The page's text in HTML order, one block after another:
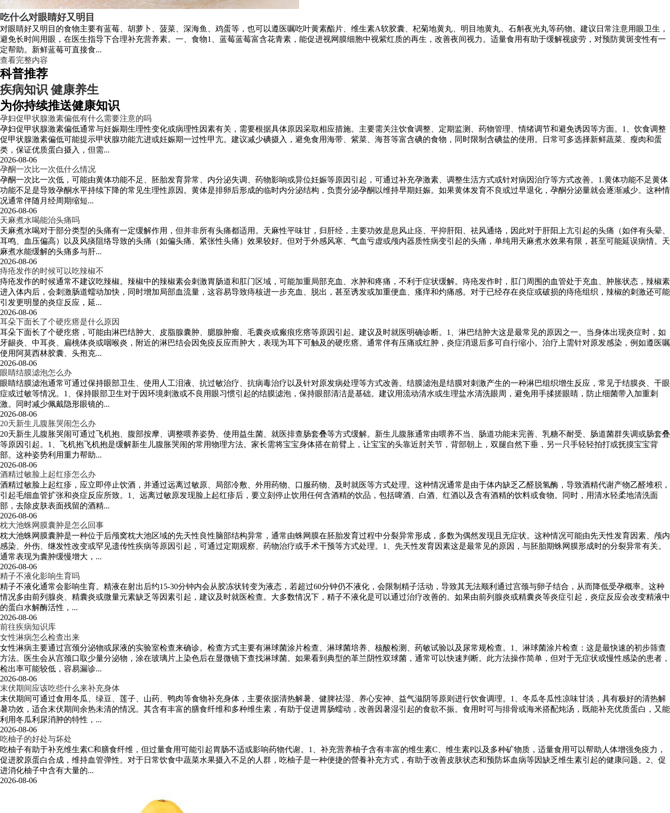
吃什么对眼睛好又明目
对眼睛好又明目的食物主要有蓝莓、胡萝卜、菠菜、深海鱼、鸡蛋等，也可以遵医嘱吃叶黄素酯片、维生素A软胶囊、杞菊地黄丸、明目地黄丸、石斛夜光丸等药物。建议日常注意用眼卫生，
避免长时间用眼，在医生指导下合理补充营养素。一、食物1、蓝莓蓝莓富含花青素，能促进视网膜细胞中视紫红质的再生，改善夜间视力。适量食用有助于缓解视疲劳，对预防黄斑变性有一
定帮助。新鲜蓝莓可直接食...
查看完整内容
科普推荐
疾病知识 健康养生
为你持续推送健康知识
孕妇促甲状腺激素偏低有什么需要注意的吗
孕妇促甲状腺激素偏低通常与妊娠期生理性变化或病理性因素有关，需要根据具体原因采取相应措施。主要需关注饮食调整、定期监测、药物管理、情绪调节和避免诱因等方面。1、饮食调整
促甲状腺激素偏低可能提示甲状腺功能亢进或妊娠期一过性甲亢。建议减少碘摄入，避免食用海带、紫菜、海苔等富含碘的食物，同时限制含碘盐的使用。日常可多选择新鲜蔬菜、瘦肉和蛋
类，保证优质蛋白摄入，但需...
2026-08-06
孕酮一次比一次低什么情况
孕酮一次比一次低，可能由黄体功能不足、胚胎发育异常、内分泌失调、药物影响或异位妊娠等原因引起，可通过补充孕激素、调整生活方式或针对病因治疗等方式改善。1.黄体功能不足黄体
功能不足是导致孕酮水平持续下降的常见生理性原因。黄体是排卵后形成的临时内分泌结构，负责分泌孕酮以维持早期妊娠。如果黄体发育不良或过早退化，孕酮分泌量就会逐渐减少。这种情
况通常伴随月经周期缩短...
2026-08-06
天麻煮水喝能治头痛吗
天麻煮水喝对于部分类型的头痛有一定缓解作用，但并非所有头痛都适用。天麻性平味甘，归肝经，主要功效是息风止痉、平抑肝阳、祛风通络，因此对于肝阳上亢引起的头痛（如伴有头晕、
耳鸣、血压偏高）以及风痰阻络导致的头痛（如偏头痛、紧张性头痛）效果较好。但对于外感风寒、气血亏虚或颅内器质性病变引起的头痛，单纯用天麻煮水效果有限，甚至可能延误病情。天
麻煮水能缓解的头痛多与肝...
2026-08-06
痔疮发作的时候可以吃辣椒不
痔疮发作的时候通常不建议吃辣椒。辣椒中的辣椒素会刺激胃肠道和肛门区域，可能加重局部充血、水肿和疼痛，不利于症状缓解。痔疮发作时，肛门周围的血管处于充血、肿胀状态，辣椒素
进入体内后，会刺激肠道蠕动加快，同时增加局部血流量，这容易导致痔核进一步充血、脱出，甚至诱发或加重便血、瘙痒和灼痛感。对于已经存在炎症或破损的痔疮组织，辣椒的刺激还可能
引发更明显的炎症反应，延...
2026-08-06
耳朵下面长了个硬疙瘩是什么原因
耳朵下面长了个硬疙瘩，可能由淋巴结肿大、皮脂腺囊肿、腮腺肿瘤、毛囊炎或瘢痕疙瘩等原因引起。建议及时就医明确诊断。1、淋巴结肿大这是最常见的原因之一。当身体出现炎症时，如
牙龈炎、中耳炎、扁桃体炎或咽喉炎，附近的淋巴结会因免疫反应而肿大，表现为耳下可触及的硬疙瘩。通常伴有压痛或红肿，炎症消退后多可自行缩小。治疗上需针对原发感染，例如遵医嘱
使用阿莫西林胶囊、头孢克...
2026-08-06
眼睛结膜滤泡怎么办
眼睛结膜滤泡通常可通过保持眼部卫生、使用人工泪液、抗过敏治疗、抗病毒治疗以及针对原发病处理等方式改善。结膜滤泡是结膜对刺激产生的一种淋巴组织增生反应，常见于结膜炎、干眼
症或过敏等情况。1、保持眼部卫生对于因环境刺激或不良用眼习惯引起的结膜滤泡，保持眼部清洁是基础。建议用流动清水或生理盐水清洗眼周，避免用手揉搓眼睛，防止细菌带入加重刺
激。同时减少佩戴隐形眼镜的...
2026-08-06
20天新生儿腹胀哭闹怎么办
20天新生儿腹胀哭闹可通过飞机抱、腹部按摩、调整喂养姿势、使用益生菌、就医排查肠套叠等方式缓解。新生儿腹胀通常由喂养不当、肠道功能未完善、乳糖不耐受、肠道菌群失调或肠套叠
等原因引起。1、飞机抱飞机抱是缓解新生儿腹胀哭闹的常用物理方法。家长需将宝宝身体搭在前臂上，让宝宝的头靠近肘关节，背部朝上，双腿自然下垂，另一只手轻轻拍打或抚摸宝宝背
部。这种姿势利用重力帮助...
2026-08-06
酒精过敏脸上起红疹怎么办
酒精过敏脸上起红疹，应立即停止饮酒，并通过远离过敏原、局部冷敷、外用药物、口服药物、及时就医等方式处理。这种情况通常是由于体内缺乏乙醛脱氢酶，导致酒精代谢产物乙醛堆积，
引起毛细血管扩张和炎症反应所致。1、远离过敏原发现脸上起红疹后，要立刻停止饮用任何含酒精的饮品，包括啤酒、白酒、红酒以及含有酒精的饮料或食物。同时，用清水轻柔地清洗面
部，去除皮肤表面残留的酒精...
2026-08-06
枕大池蛛网膜囊肿是怎么回事
枕大池蛛网膜囊肿是一种位于后颅窝枕大池区域的先天性良性脑部结构异常，通常由蛛网膜在胚胎发育过程中分裂异常形成，多数为偶然发现且无症状。这种情况可能由先天性发育因素、颅内
感染、外伤、继发性改变或罕见遗传性疾病等原因引起，可通过定期观察、药物治疗或手术干预等方式处理。1、先天性发育因素这是最常见的原因，与胚胎期蛛网膜形成时的分裂异常有关。
通常表现为囊肿缓慢增大，...
2026-08-06
精子不液化影响生育吗
精子不液化通常会影响生育。精液在射出后约15-30分钟内会从胶冻状转变为液态，若超过60分钟仍不液化，会限制精子活动，导致其无法顺利通过宫颈与卵子结合，从而降低受孕概率。这种
情况多由前列腺炎、精囊炎或微量元素缺乏等因素引起，建议及时就医检查。大多数情况下，精子不液化是可以通过治疗改善的。如果由前列腺炎或精囊炎等炎症引起，炎症反应会改变精液中
的蛋白水解酶活性，...
2026-08-06
前往疾病知识库
女性淋病怎么检查出来
女性淋病主要通过宫颈分泌物或尿液的实验室检查来确诊。检查方式主要有淋球菌涂片检查、淋球菌培养、核酸检测、药敏试验以及尿常规检查。1、淋球菌涂片检查：这是最快速的初步筛查
方法。医生会从宫颈口取少量分泌物，涂在玻璃片上染色后在显微镜下查找淋球菌。如果看到典型的革兰阴性双球菌，通常可以快速判断。此方法操作简单，但对于无症状或慢性感染的患者，
检出率可能较低，容易漏诊...
2026-08-06
末伏期间应该吃些什么来补充身体
末伏期间可通过食用冬瓜、绿豆、莲子、山药、鸭肉等食物补充身体，主要依据清热解暑、健脾祛湿、养心安神、益气滋阴等原则进行饮食调理。1、冬瓜冬瓜性凉味甘淡，具有极好的清热解
暑功效，适合末伏期间余热未清的情况。其含有丰富的膳食纤维和多种维生素，有助于促进胃肠蠕动，改善因暑湿引起的食欲不振。食用时可与排骨或海米搭配炖汤，既能补充优质蛋白，又能
利用冬瓜利尿消肿的特性，...
2026-08-06
吃柚子的好处与坏处
吃柚子有助于补充维生素C和膳食纤维，但过量食用可能引起胃肠不适或影响药物代谢。1、补充营养柚子含有丰富的维生素C、维生素P以及多种矿物质，适量食用可以帮助人体增强免疫力，
促进胶原蛋白合成，维持血管弹性。对于日常饮食中蔬菜水果摄入不足的人群，吃柚子是一种便捷的營養补充方式，有助于改善皮肤状态和预防坏血病等因缺乏维生素引起的健康问题。2、促
进消化柚子中含有大量的...
2026-08-06